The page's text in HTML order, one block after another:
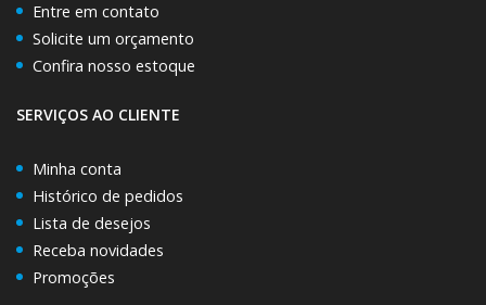
Entre em contato
Solicite um orçamento
Confira nosso estoque
SERVIÇOS AO CLIENTE
Minha conta
Histórico de pedidos
Lista de desejos
Receba novidades
Promoções